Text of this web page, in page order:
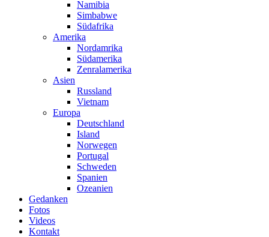
Namibia
Simbabwe
Südafrika
Amerika
Nordamrika
Südamerika
Zenralamerika
Asien
Russland
Vietnam
Europa
Deutschland
Island
Norwegen
Portugal
Schweden
Spanien
Ozeanien
Gedanken
Fotos
Videos
Kontakt